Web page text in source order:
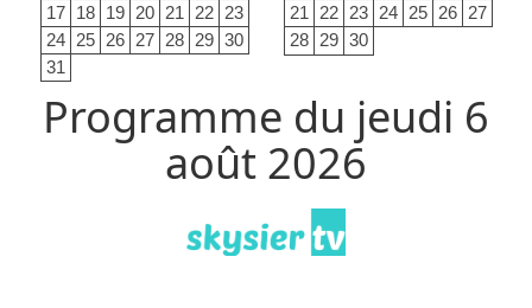
17 18 19 20 21 22 23
24 25 26 27 28 29 30
31
21
22 23 24 25 26 27
28 29 30
Programme du jeudi 6
août 2026